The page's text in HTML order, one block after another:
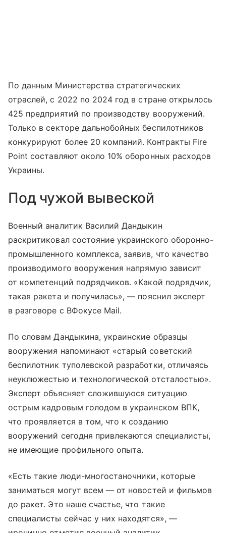
По данным Министерства стратегических
отраслей, с 2022 по 2024 год в стране открылось
425 предприятий по производству вооружений.
Только в секторе дальнобойных беспилотников
конкурируют более 20 компаний. Контракты Fire
Point составляют около 10% оборонных расходов
Украины.
Под чужой вывеской
Военный аналитик Василий Дандыкин
раскритиковал состояние украинского оборонно-
промышленного комплекса, заявив, что качество
производимого вооружения напрямую зависит
от компетенций подрядчиков. «Какой подрядчик,
такая ракета и получилась», — пояснил эксперт
в разговоре с ВФокусе Mail.
По словам Дандыкина, украинские образцы
вооружения напоминают «старый советский
беспилотник туполевской разработки, отличаясь
неуклюжестью и технологической отсталостью».
Эксперт объясняет сложившуюся ситуацию
острым кадровым голодом в украинском ВПК,
что проявляется в том, что к созданию
вооружений сегодня привлекаются специалисты,
не имеющие профильного опыта.
«Есть такие люди-многостаночники, которые
заниматься могут всем — от новостей и фильмов
до ракет. Это наше счастье, что такие
специалисты сейчас у них находятся», —